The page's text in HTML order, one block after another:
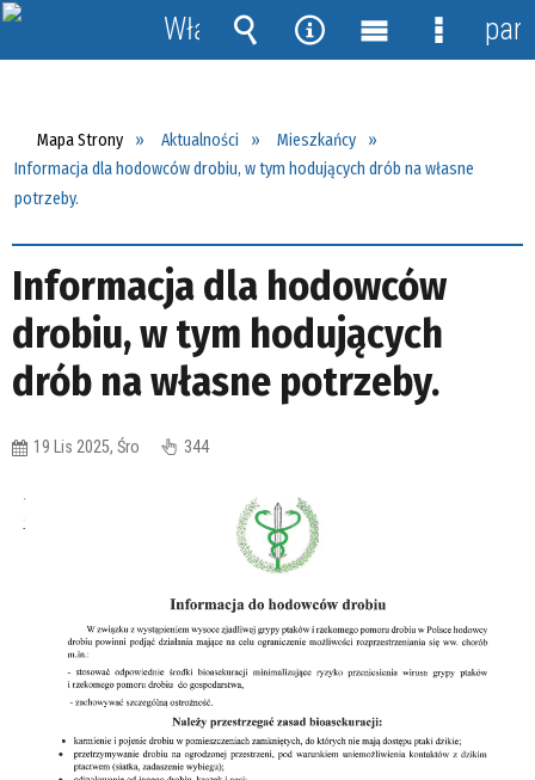
Mapa Strony Aktualności
Mieszkańcy
Informacja dla hodowców drobiu, w tym hodujących drób na własne
potrzeby.
Informacja dla hodowców
drobiu, w tym hodujących
drób na własne potrzeby.
19 Lis 2025, Śro 344
Włącz
powiadomienia
Wyszukiwarka
Narzędzia
MenuMenu